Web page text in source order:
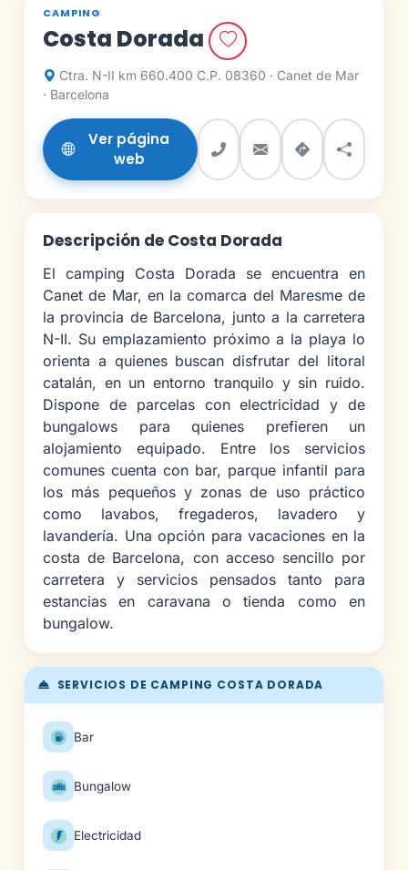
SERVICIOS DE CAMPING COSTA DORADA
Bar
Bungalow
Electricidad
CAMPING
Costa Dorada
Ctra. N-II km 660.400 C.P. 08360 · Canet de Mar
· Barcelona
Ver página
web
Descripción de Costa Dorada
El camping Costa Dorada se encuentra en
Canet de Mar, en la comarca del Maresme de
la provincia de Barcelona, junto a la carretera
N-II. Su emplazamiento próximo a la playa lo
orienta a quienes buscan disfrutar del litoral
catalán, en un entorno tranquilo y sin ruido.
Dispone de parcelas con electricidad y de
bungalows para quienes prefieren un
alojamiento equipado. Entre los servicios
comunes cuenta con bar, parque infantil para
los más pequeños y zonas de uso práctico
como lavabos, fregaderos, lavadero y
lavandería. Una opción para vacaciones en la
costa de Barcelona, con acceso sencillo por
carretera y servicios pensados tanto para
estancias en caravana o tienda como en
bungalow.